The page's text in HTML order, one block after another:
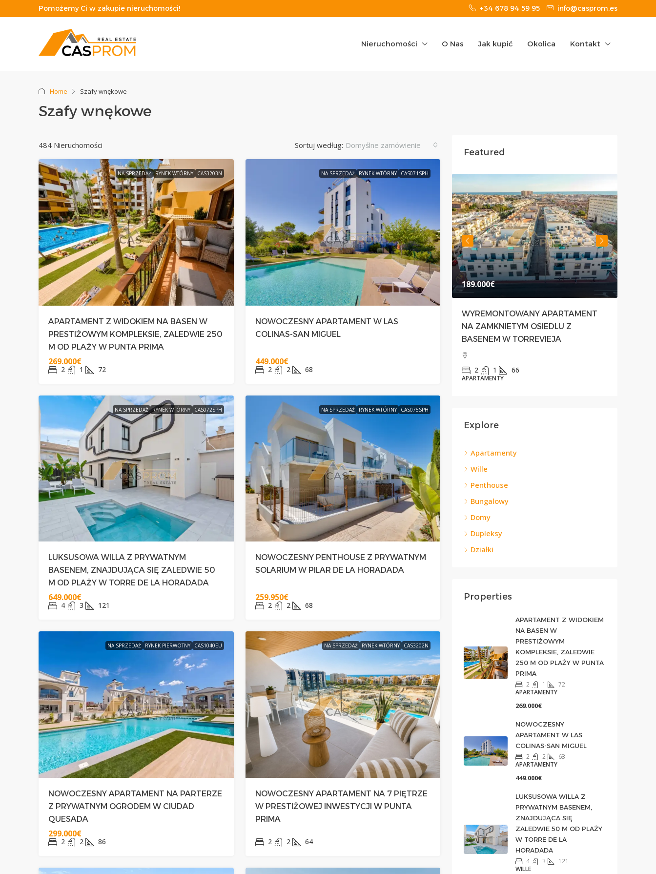
Pomożemy Ci w zakupie nieruchomości! +34 678 94 59 95 info@casprom.es
Nieruchomości O Nas Jak kupić Okolica Kontakt
Home Szafy wnękowe
Szafy wnękowe
484 Nieruchomości Sortuj według: Domyślne zamówienie
NA SPRZEDAŻ RYNEK WTÓRNY CAS3203N
APARTAMENT Z WIDOKIEM NA BASEN W
PRESTIŻOWYM KOMPLEKSIE, ZALEDWIE 250
M OD PLAŻY W PUNTA PRIMA
269.000€
2 1 72
NA SPRZEDAŻ RYNEK WTÓRNY CAS071SPH
NOWOCZESNY APARTAMENT W LAS
COLINAS-SAN MIGUEL
449.000€
2 2 68
NA SPRZEDAŻ RYNEK WTÓRNY CAS072SPH
LUKSUSOWA WILLA Z PRYWATNYM
BASENEM, ZNAJDUJĄCA SIĘ ZALEDWIE 50
M OD PLAŻY W TORRE DE LA HORADADA
649.000€
4 3 121
NA SPRZEDAŻ RYNEK WTÓRNY CAS075SPH
NOWOCZESNY PENTHOUSE Z PRYWATNYM
SOLARIUM W PILAR DE LA HORADADA
259.950€
2 2 68
NA SPRZEDAŻ RYNEK PIERWOTNY CAS1040EU
NOWOCZESNY APARTAMENT NA PARTERZE
Z PRYWATNYM OGRODEM W CIUDAD
QUESADA
299.000€
2 2 86
NA SPRZEDAŻ RYNEK WTÓRNY CAS3202N
NOWOCZESNY APARTAMENT NA 7 PIĘTRZE
W PRESTIŻOWEJ INWESTYCJI W PUNTA
PRIMA
2 2 64
Featured
329.000€
PRZY PLAŻY CABO ROIG
290.000€
Z PRYWATNYM SOLARIUM W
ORIHUELA COSTA
2
189.000€
WYREMONTOWANY APARTAMENT
NA ZAMKNIETYM OSIEDLU Z
BASENEM W TORREVIEJA
2 1 66
APARTAMENTY
Explore
Apartamenty
Wille
Penthouse
Bungalowy
Domy
Dupleksy
Działki
Properties
APARTAMENT Z WIDOKIEM
NA BASEN W
PRESTIŻOWYM
KOMPLEKSIE, ZALEDWIE
250 M OD PLAŻY W PUNTA
PRIMA
2 1
72
APARTAMENTY
269.000€
NOWOCZESNY
APARTAMENT W LAS
COLINAS-SAN MIGUEL
2 2
68
APARTAMENTY
449.000€
LUKSUSOWA WILLA Z
PRYWATNYM BASENEM,
ZNAJDUJĄCA SIĘ
ZALEDWIE 50 M OD PLAŻY
W TORRE DE LA
HORADADA
4 3
121
WILLE